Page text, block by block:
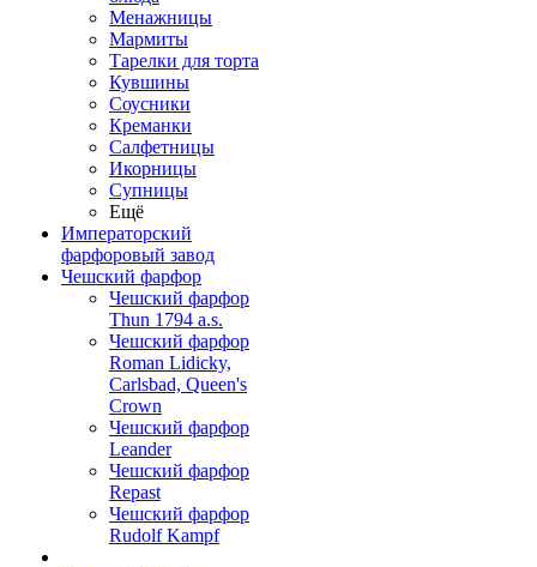
Менажницы
Мармиты
Тарелки для торта
Кувшины
Соусники
Креманки
Салфетницы
Икорницы
Супницы
Ещё
Императорский
фарфоровый завод
Чешский фарфор
Чешский фарфор
Thun 1794 a.s.
Чешский фарфор
Roman Lidicky,
Carlsbad, Queen's
Crown
Чешский фарфор
Leander
Чешский фарфор
Repast
Чешский фарфор
Rudolf Kampf